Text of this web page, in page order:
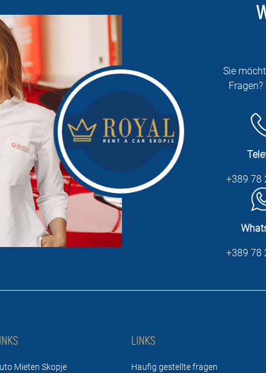
Sie
+389 78
+389 78
Mieten Skopje
LINKS
Haufig gestellte fragen